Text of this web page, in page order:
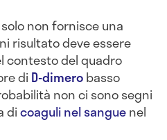
non fornisce una
risultato deve essere
contesto del quadro
di D-dimerobasso
non ci sono segni
dicoaguli nel sanguenel